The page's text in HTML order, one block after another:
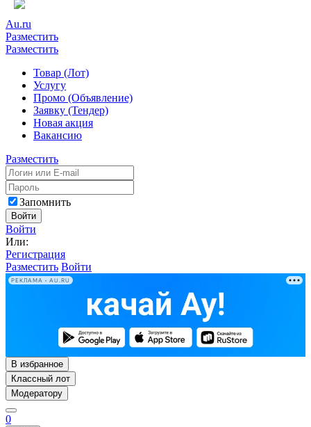
Au.ru
Разместить
Разместить
Товар (Лот)
Услугу
Промо (Объявление)
Заявку (Тендер)
Новая акция
Вакансию
Разместить
Запомнить
Войти
Войти
Или:
Регистрация
Разместить Войти
РЕКЛАМА • AU.RU
В избранное
Классный лот
Модератору
0